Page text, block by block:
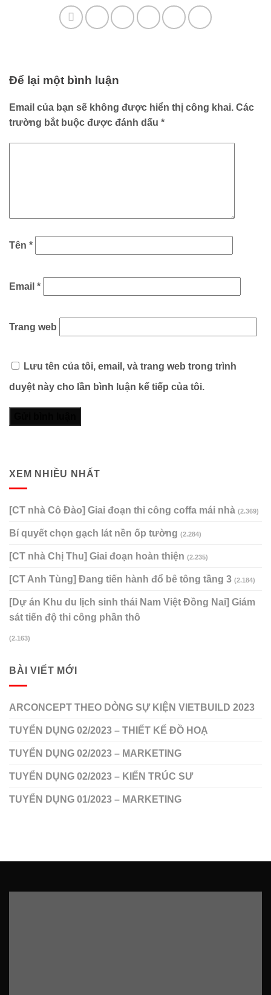
Để lại một bình luận
Email của bạn sẽ không được hiển thị công khai. Các
trường bắt buộc được đánh dấu *
Tên *
Email *
Trang web
Lưu tên của tôi, email, và trang web trong trình
duyệt này cho lần bình luận kế tiếp của tôi.
XEM NHIỀU NHẤT
[CT nhà Cô Đào] Giai đoạn thi công coffa mái nhà (2.369)
Bí quyết chọn gạch lát nền ốp tường (2.284)
[CT nhà Chị Thu] Giai đoạn hoàn thiện (2.235)
[CT Anh Tùng] Đang tiến hành đổ bê tông tầng 3 (2.184)
[Dự án Khu du lịch sinh thái Nam Việt Đồng Nai] Giám
sát tiến độ thi công phần thô
(2.163)
BÀI VIẾT MỚI
ARCONCEPT THEO DÒNG SỰ KIỆN VIETBUILD 2023
TUYỂN DỤNG 02/2023 – THIẾT KẾ ĐỒ HOẠ
TUYỂN DỤNG 02/2023 – MARKETING
TUYỂN DỤNG 02/2023 – KIẾN TRÚC SƯ
TUYỂN DỤNG 01/2023 – MARKETING